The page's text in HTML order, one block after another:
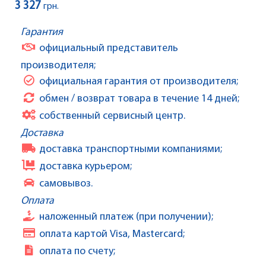
3 327 грн.
Гарантия
официальный представитель
производителя;
официальная гарантия от производителя;
обмен / возврат товара в течение 14 дней;
собственный сервисный центр.
Доставка
доставка транспортными компаниями;
доставка курьером;
самовывоз.
Оплата
наложенный платеж (при получении);
оплата картой Visa, Mastercard;
оплата по счету;